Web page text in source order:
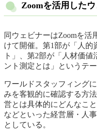
Zoomを活用した
同ウェビナーはZoomを活
けて開催。第1部が「人的
ト」、第2部が「人材価
ント測定とは」というテ
ワールドスタッフィング
みを客観的に確認する方
営とは具体的にどんなこ
などといった経営層・人
としている。